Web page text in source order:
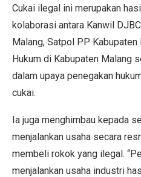
Cukai ilegal ini merupakan
kolaborasi antara Kanwil
Malang, Satpol PP
Hukum di Kabupaten Malang
dalam upaya penegakan
cukai.
Ia juga menghimbau kepada
menjalankan usaha secara
membeli rokok yang ilegal.
menjalankan usaha industri